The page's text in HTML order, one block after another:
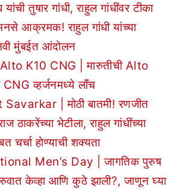
यांची तुषार गांधी, राहुल गांधींवर टीका
आक्रमक! राहुल गांधी यांच्या
मुंबईत आंदोलन
K10 CNG | मारुतीची Alto
व्हर्जनमध्ये लाँच
| मोठी बातमी! रणजीत
ठाकरेंच्या भेटीला, राहुल गांधींच्या
चर्चा होण्याची शक्यता
Men’s Day | जागतिक पुरुष
केव्हा आणि कुठे झाली?, जाणून घ्या